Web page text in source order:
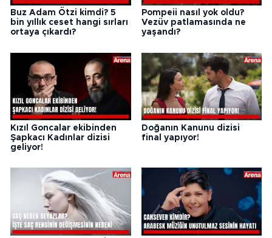
Buz Adam Ötzi kimdi? 5
bin yıllık ceset hangi sırları
ortaya çıkardı?
Pompeii nasıl yok oldu?
Vezüv patlamasında ne
yaşandı?
Kızıl Goncalar ekibinden
Şapkacı Kadınlar dizisi
geliyor!
Doğanın Kanunu dizisi
final yapıyor!